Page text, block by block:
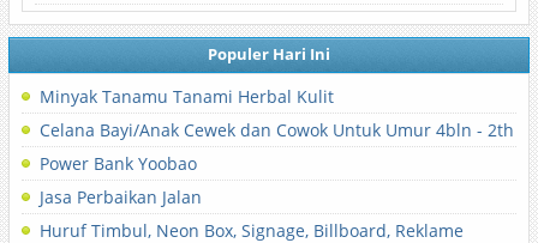
Populer Hari Ini
Minyak Tanamu Tanami Herbal Kulit
Celana Bayi/Anak Cewek dan Cowok Untuk Umur 4bln - 2th
Power Bank Yoobao
Jasa Perbaikan Jalan
Huruf Timbul, Neon Box, Signage, Billboard, Reklame